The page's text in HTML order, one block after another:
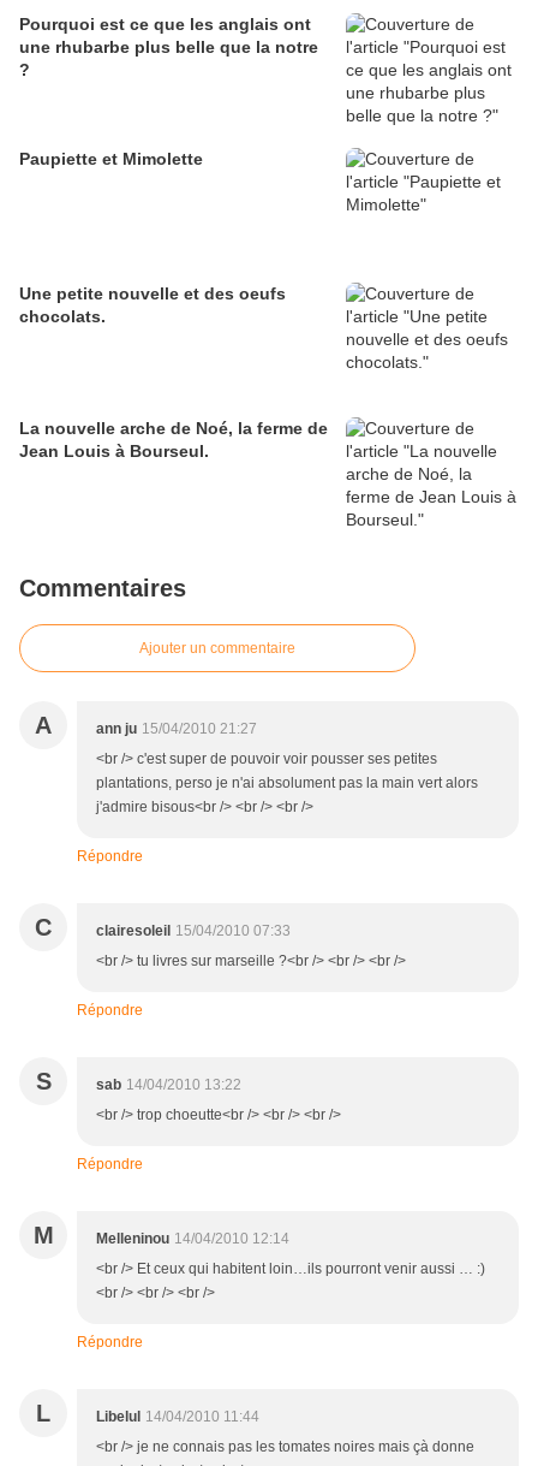
Pourquoi est ce que les anglais ont
une rhubarbe plus belle que la notre
?
Paupiette et Mimolette
Une petite nouvelle et des oeufs
chocolats.
La nouvelle arche de Noé, la ferme de
Jean Louis à Bourseul.
Commentaires
Ajouter un commentaire
A ann ju 15/04/2010 21:27
<br /> c'est super de pouvoir voir pousser ses petites
plantations, perso je n'ai absolument pas la main vert alors
j'admire bisous<br /> <br /> <br />
Répondre
C clairesoleil 15/04/2010 07:33
<br /> tu livres sur marseille ?<br /> <br /> <br />
Répondre
S sab 14/04/2010 13:22
<br /> trop choeutte<br /> <br /> <br />
Répondre
M Melleninou 14/04/2010 12:14
<br /> Et ceux qui habitent loin…ils pourront venir aussi … :)
<br /> <br /> <br />
Répondre
L Libelul 14/04/2010 11:44
<br /> je ne connais pas les tomates noires mais çà donne